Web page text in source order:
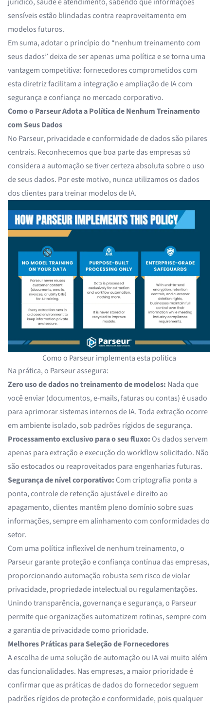
sensíveis estão blindadas contra reaproveitamento em
modelos futuros.
Em suma, adotar o princípio do “nenhum treinamento com
seus dados” deixa de ser apenas uma política e se torna uma
vantagem competitiva: fornecedores comprometidos com
esta diretriz facilitam a integração e ampliação de IA com
segurança e confiança no mercado corporativo.
Como o Parseur Adota a Política de Nenhum Treinamento
com Seus Dados
No Parseur, privacidade e conformidade de dados são pilares
centrais. Reconhecemos que boa parte das empresas só
considera a automação se tiver certeza absoluta sobre o uso
de seus dados. Por este motivo, nunca utilizamos os dados
dos clientes para treinar modelos de IA.
Como o Parseur implementa esta política
Na prática, o Parseur assegura:
Zero uso de dados no treinamento de modelos: Nada que
você enviar (documentos, e-mails, faturas ou contas) é usado
para aprimorar sistemas internos de IA. Toda extração ocorre
em ambiente isolado, sob padrões rígidos de segurança.
Processamento exclusivo para o seu fluxo: Os dados servem
apenas para extração e execução do workflow solicitado. Não
são estocados ou reaproveitados para engenharias futuras.
Segurança de nível corporativo: Com criptografia ponta a
ponta, controle de retenção ajustável e direito ao
apagamento, clientes mantêm pleno domínio sobre suas
informações, sempre em alinhamento com conformidades do
setor.
Com uma política inflexível de nenhum treinamento, o
Parseur garante proteção e confiança contínua das empresas,
proporcionando automação robusta sem risco de violar
privacidade, propriedade intelectual ou regulamentações.
Unindo transparência, governança e segurança, o Parseur
permite que organizações automatizem rotinas, sempre com
a garantia de privacidade como prioridade.
Melhores Práticas para Seleção de Fornecedores
A escolha de uma solução de automação ou IA vai muito além
das funcionalidades. Nas empresas, a maior prioridade é
confirmar que as práticas de dados do fornecedor seguem
padrões rígidos de proteção e conformidade, pois qualquer